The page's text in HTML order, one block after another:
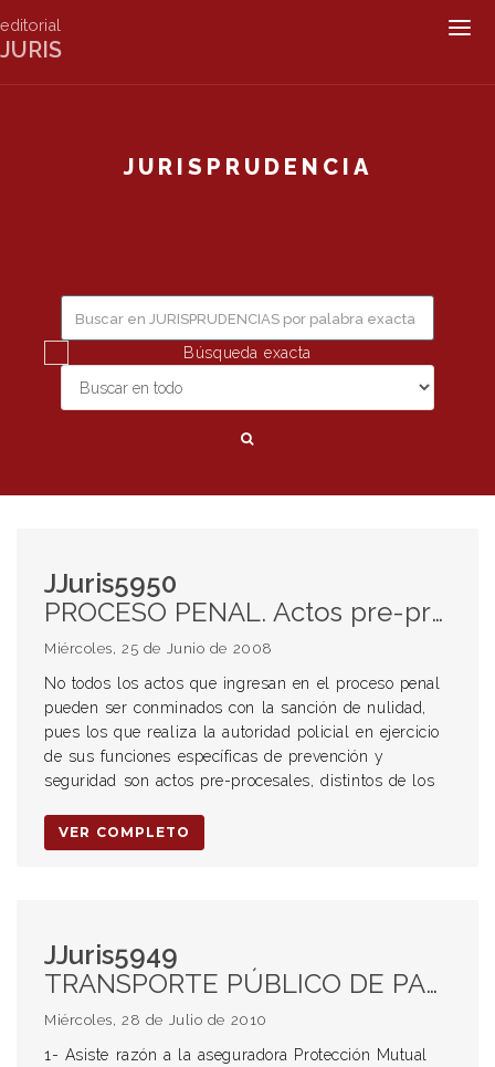
editorial
JURIS
JURISPRUDENCIA
Búsqueda exacta
JJuris5950
PROCESO PENAL. Actos pre-procesales: actos que realiza la autoridad policial en ejercicio de sus funciones específicas de prevención y seguridad. Sanciones: Valoración de acuerdo con las reglas de la sana crítica racional. Actos judiciales procesales: actos que lleva a cabo la autoridad policial como auxiliar de la justicia. Sanciones. Nulidad.
Miércoles, 25 de Junio de 2008
No todos los actos que ingresan en el proceso penal
pueden ser conminados con la sanción de nulidad,
pues los que realiza la autoridad policial en ejercicio
de sus funciones específicas de prevención y
seguridad son actos pre-procesales, distintos de los
VER COMPLETO
JJuris5949
TRANSPORTE PÚBLICO DE PASAJEROS. ACCIDENTE DE TRÁNSITO. RESPONSABILIDAD CIVIL. SEGUROS CON FRANQUICIA. OPONIBILIDAD FRENTE A LA VÍCTIMA.
Miércoles, 28 de Julio de 2010
1- Asiste razón a la aseguradora Protección Mutual